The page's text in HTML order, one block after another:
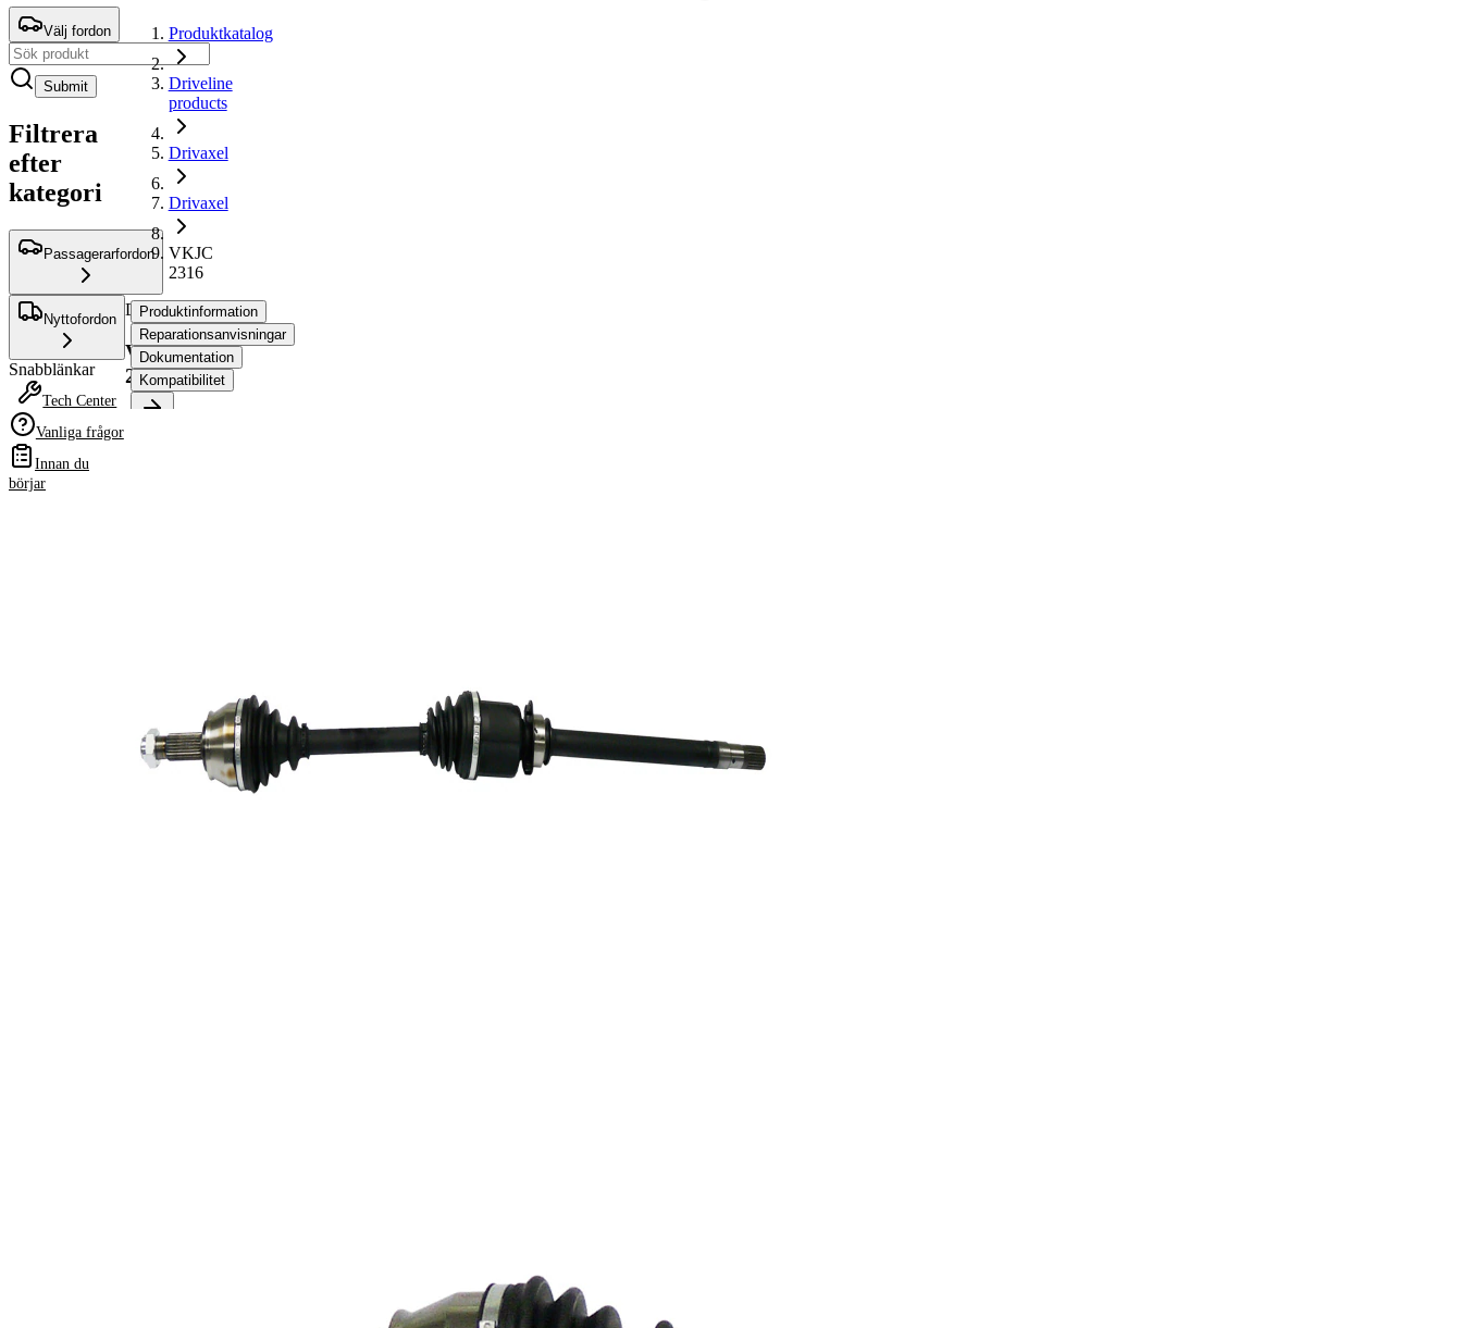
Välj fordon
Submit
Filtrera
efter
kategori
Passagerarfordon
Nyttofordon
Snabblänkar
Tech Center
Vanliga frågor
Innan du
börjar
Produktkatalog
Driveline
products
Drivaxel
Drivaxel
VKJC
2316
Drivaxel
VKJC
2316
Produktinformation
Reparationsanvisningar
Dokumentation
Kompatibilitet
Leddiameter hjulsida
Leddiameter växellådssida
82 mm